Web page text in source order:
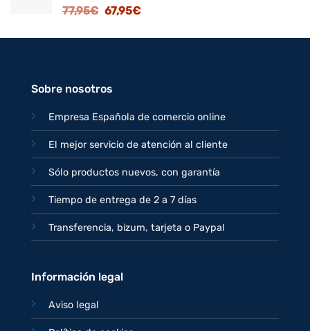
82,95€.
77,95€ El
original
67,95€El
actual
Sobre nosotros
Empresa Española de comercio online
El mejor servicio de atención al cliente
Sólo productos nuevos, con garantía
Tiempo de entrega de 2 a 7 días
Transferencia, bizum, tarjeta o Paypal
Información legal
Aviso legal